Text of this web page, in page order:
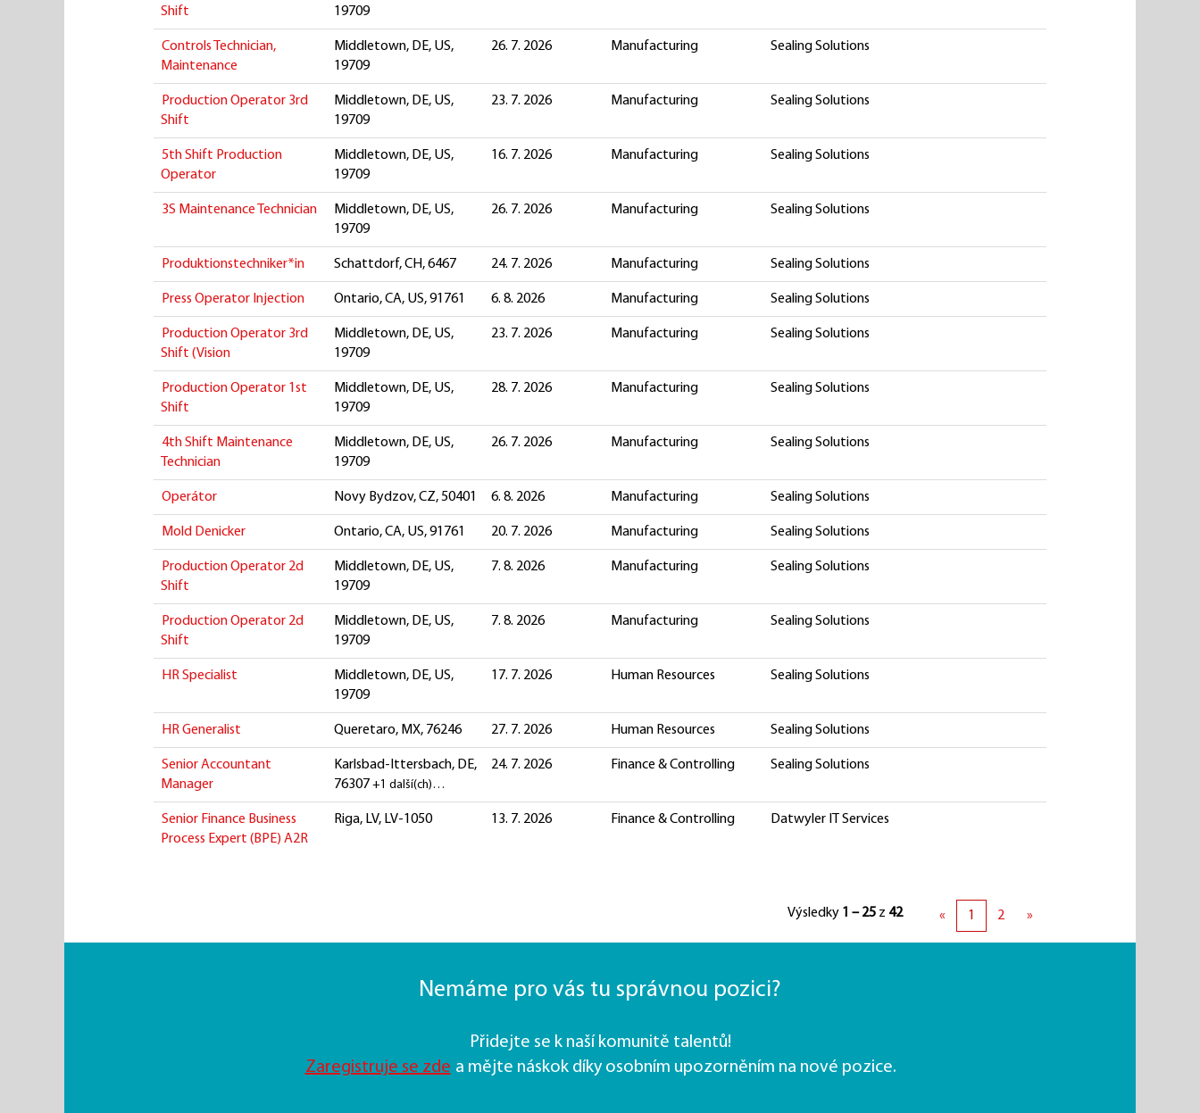
Shift
19709
Controls Technician,
Maintenance
Middletown, DE, US,
19709
26. 7. 2026 Manufacturing Sealing Solutions
Production Operator 3rd
Shift
Middletown, DE, US,
19709
23. 7. 2026 Manufacturing Sealing Solutions
5th Shift Production
Operator
Middletown, DE, US,
19709
16. 7. 2026 Manufacturing Sealing Solutions
3S Maintenance Technician
Middletown, DE, US,
19709
26. 7. 2026 Manufacturing Sealing Solutions
Produktionstechniker*in Schattdorf, CH, 6467 24. 7. 2026 Manufacturing Sealing Solutions
Press Operator Injection Ontario, CA, US, 91761 6. 8. 2026 Manufacturing Sealing Solutions
Production Operator 3rd
Shift (Vision
Middletown, DE, US,
19709
23. 7. 2026 Manufacturing Sealing Solutions
Production Operator 1st
Shift
Middletown, DE, US,
19709
28. 7. 2026 Manufacturing Sealing Solutions
4th Shift Maintenance
Technician
Middletown, DE, US,
19709
26. 7. 2026 Manufacturing Sealing Solutions
Operátor Novy Bydzov, CZ, 50401 6. 8. 2026 Manufacturing Sealing Solutions
Mold Denicker Ontario, CA, US, 91761 20. 7. 2026 Manufacturing Sealing Solutions
Production Operator 2d
Shift
Middletown, DE, US,
19709
7. 8. 2026 Manufacturing Sealing Solutions
Production Operator 2d
Shift
Middletown, DE, US,
19709
7. 8. 2026 Manufacturing Sealing Solutions
HR Specialist
Middletown, DE, US,
19709
17. 7. 2026 Human Resources Sealing Solutions
HR Generalist Queretaro, MX, 76246 27. 7. 2026 Human Resources Sealing Solutions
Senior Accountant
Manager
Karlsbad-Ittersbach, DE,
76307 +1 další(ch)…
24. 7. 2026 Finance & Controlling Sealing Solutions
Senior Finance Business
Process Expert (BPE) A2R
Riga, LV, LV-1050 13. 7. 2026 Finance & Controlling Datwyler IT Services
Výsledky 1 – 25 z 42 « 1 2 »
Nemáme pro vás tu správnou pozici?
Přidejte se k naší komunitě talentů!
Zaregistruje se zde a mějte náskok díky osobním upozorněním na nové pozice.